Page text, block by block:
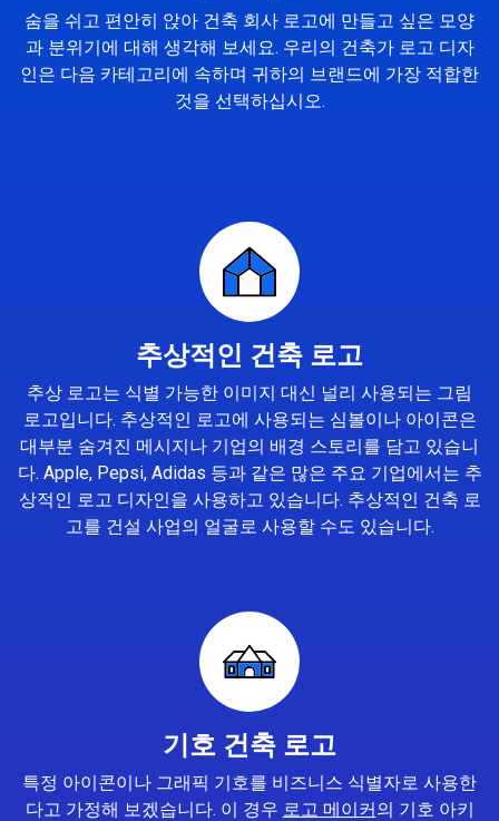
숨을 쉬고 편안히 앉아 건축 회사 로고에 만들고 싶은 모양
과 분위기에 대해 생각해 보세요. 우리의 건축가 로고 디자
인은 다음 카테고리에 속하며 귀하의 브랜드에 가장 적합한
것을 선택하십시오.
추상적인 건축 로고
추상 로고는 식별 가능한 이미지 대신 널리 사용되는 그림
로고입니다. 추상적인 로고에 사용되는 심볼이나 아이콘은
대부분 숨겨진 메시지나 기업의 배경 스토리를 담고 있습니
다. Apple, Pepsi, Adidas 등과 같은 많은 주요 기업에서는 추
상적인 로고 디자인을 사용하고 있습니다. 추상적인 건축 로
고를 건설 사업의 얼굴로 사용할 수도 있습니다.
기호 건축 로고
특정 아이콘이나 그래픽 기호를 비즈니스 식별자로 사용한
다고 가정해 보겠습니다. 이 경우 로고 메이커의 기호 아키